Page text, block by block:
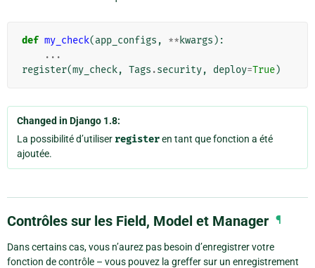
def my_check(app_configs , ** kwargs ):
...
register(my_check, Tags .security, deploy=True)
Changed in Django 1.8:
La possibilité d’utiliser registeren tant que fonction a été
ajoutée.
Contrôles sur les Field, Model et Manager ¶
Dans certains cas, vous n’aurez pas besoin d’enregistrer votre
fonction de contrôle – vous pouvez la greffer sur un enregistrement